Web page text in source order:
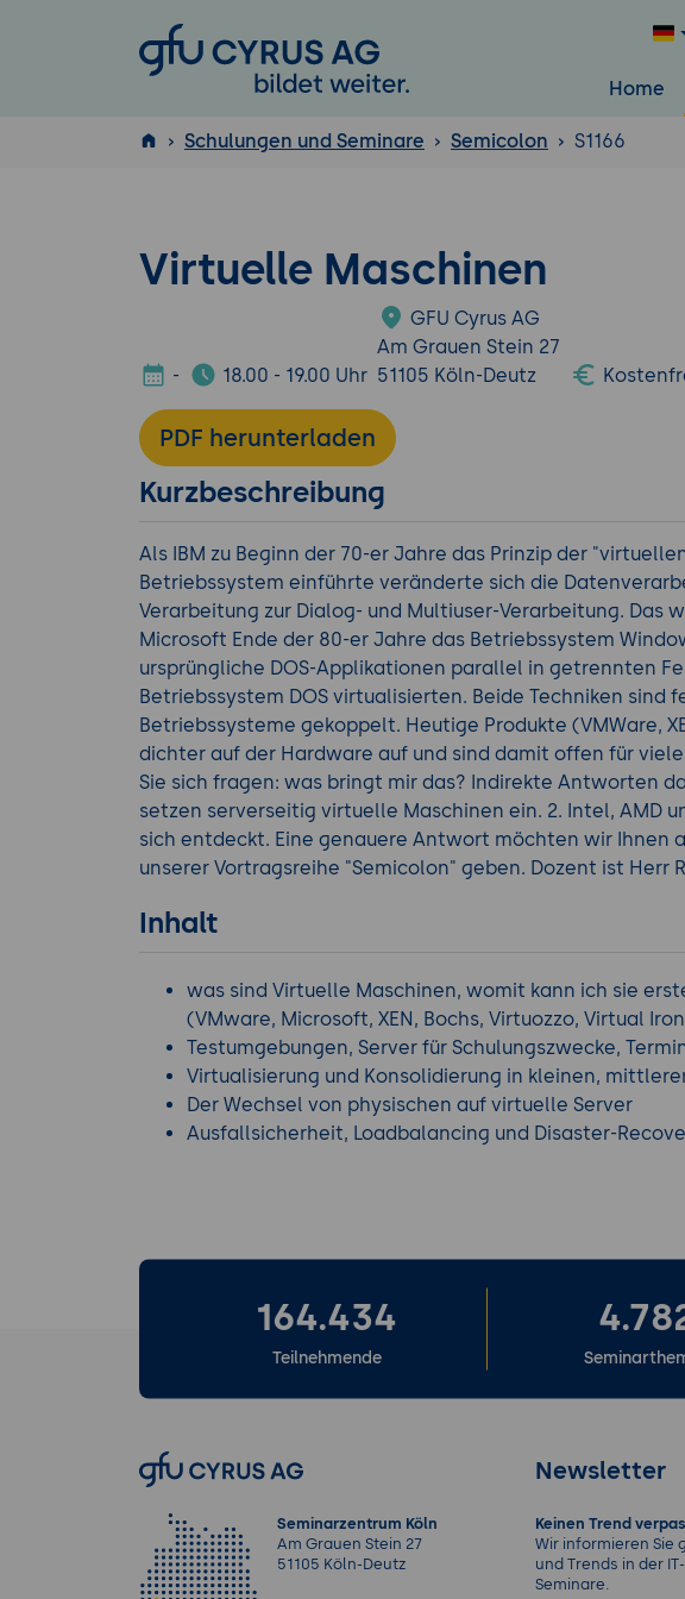
GFU Cyrus AG
Home
ISTQB
Schulungen und Seminare Semicolon S1166
Virtuelle Maschinen
- 18.00 - 19.00 Uhr
GFU Cyrus AG
Am Grauen Stein 27
51105 Köln-Deutz
PDF herunterladen
Kurzbeschreibung
Als IBM zu Beginn der 70-er Jahre das Prinzip der
Betriebssystem einführte veränderte sich die
Verarbeitung zur Dialog- und Multiuser-Verarbeitung. Das
Microsoft Ende der 80-er Jahre das Betriebssystem
ursprüngliche DOS-Applikationen parallel in getrennten
Betriebssystem DOS virtualisierten. Beide Techniken sind
Betriebssysteme gekoppelt. Heutige Produkte (VMWare,
dichter auf der Hardware auf und sind damit offen für
Sie sich fragen: was bringt mir das? Indirekte Antworten
setzen serverseitig virtuelle Maschinen ein. 2. Intel, AMD
sich entdeckt. Eine genauere Antwort möchten wir Ihnen
unserer Vortragsreihe "Semicolon" geben. Dozent ist Herr
Inhalt
was sind Virtuelle Maschinen, womit kann ich sie
(VMware, Microsoft, XEN, Bochs, Virtuozzo, Virtual
Testumgebungen, Server für Schulungszwecke,
Virtualisierung und Konsolidierung in kleinen,
Der Wechsel von physischen auf virtuelle Server
Ausfallsicherheit, Loadbalancing und Disaster-
164.434
Teilnehmende
Seminarzentrum Köln
Am Grauen Stein 27
51105 Köln-Deutz
Newsletter
Keinen Trend
Wir informieren Sie
und Trends in der
Seminare.